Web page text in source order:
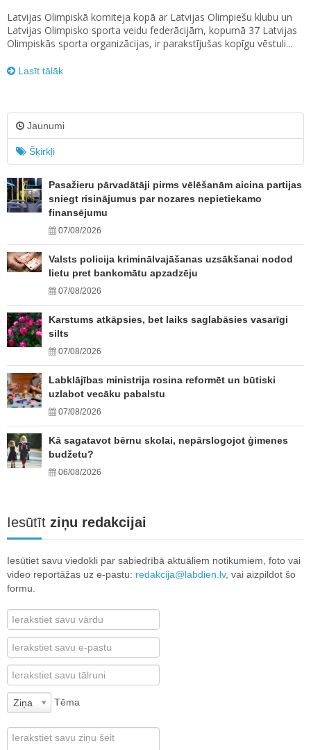
Latvijas Olimpiskā komiteja kopā ar Latvijas Olimpiešu klubu un
Latvijas Olimpisko sporta veidu federācijām, kopumā 37 Latvijas
Olimpiskās sporta organizācijas, ir parakstījušas kopīgu vēstuli...
Lasīt tālāk
Jaunumi
Šķirkļi
Pasažieru pārvadātāji pirms vēlēšanām aicina partijas
sniegt risinājumus par nozares nepietiekamo
finansējumu
07/08/2026
Valsts policija kriminālvajāšanas uzsākšanai nodod
lietu pret bankomātu apzadzēju
07/08/2026
Karstums atkāpsies, bet laiks saglabāsies vasarīgi
silts
07/08/2026
Labklājības ministrija rosina reformēt un būtiski
uzlabot vecāku pabalstu
07/08/2026
Kā sagatavot bērnu skolai, nepārslogojot ģimenes
budžetu?
06/08/2026
Iesūtīt ziņu redakcijai
Iesūtiet savu viedokli par sabiedrībā aktuāliem notikumiem, foto vai
video reportāžas uz e-pastu: redakcija@labdien.lv, vai aizpildot šo
formu.
Ziņa Tēma